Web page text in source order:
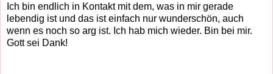
Ich bin endlich in Kontakt mit dem, was in mir gerade
lebendig ist und das ist einfach nur wunderschön, auch
wenn es noch so arg ist. Ich hab mich wieder. Bin bei mir.
Gott sei Dank!